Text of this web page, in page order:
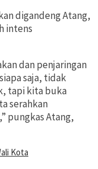
digandeng Atang,
intens
dan penjaringan
saja, tidak
tapi kita buka
serahkan
pungkas Atang,
Kota